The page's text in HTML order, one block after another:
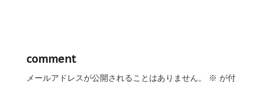
comment
メールアドレスが公開されることはありません。 ※ が付